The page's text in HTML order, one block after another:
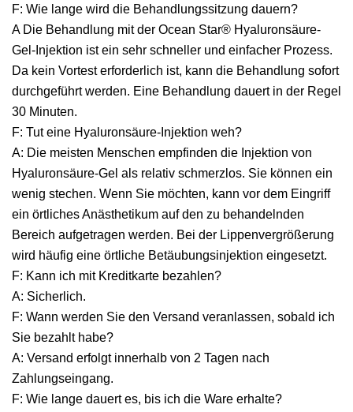
F: Wie lange wird die Behandlungssitzung dauern?
A Die Behandlung mit der Ocean Star® Hyaluronsäure-
Gel-Injektion ist ein sehr schneller und einfacher Prozess.
Da kein Vortest erforderlich ist, kann die Behandlung sofort
durchgeführt werden. Eine Behandlung dauert in der Regel
30 Minuten.
F: Tut eine Hyaluronsäure-Injektion weh?
A: Die meisten Menschen empfinden die Injektion von
Hyaluronsäure-Gel als relativ schmerzlos. Sie können ein
wenig stechen. Wenn Sie möchten, kann vor dem Eingriff
ein örtliches Anästhetikum auf den zu behandelnden
Bereich aufgetragen werden. Bei der Lippenvergrößerung
wird häufig eine örtliche Betäubungsinjektion eingesetzt.
F: Kann ich mit Kreditkarte bezahlen?
A: Sicherlich.
F: Wann werden Sie den Versand veranlassen, sobald ich
Sie bezahlt habe?
A: Versand erfolgt innerhalb von 2 Tagen nach
Zahlungseingang.
F: Wie lange dauert es, bis ich die Ware erhalte?